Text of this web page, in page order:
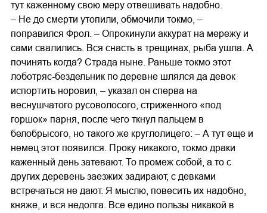
тут каженному свою меру отвешивать надобно.
– Не до смерти утопили, обмочили токмо, –
поправился Фрол. – Опрокинули аккурат на мережу и
сами свалились. Вся снасть в трещинах, рыба ушла. А
починять когда? Страда ныне. Раньше токмо этот
лоботряс-бездельник по деревне шлялся да девок
испортить норовил, – указал он сперва на
веснушчатого русоволосого, стриженного «под
горшок» парня, после чего ткнул пальцем в
белобрысого, но такого же круглолицего: – А тут еще и
немец этот появился. Проку никакого, токмо драки
каженный день затевают. То промеж собой, а то с
других деревень заезжих задирают, с девками
встречаться не дают. Я мыслю, повесить их надобно,
княже, и вся недолга. Все едино пользы никакой в